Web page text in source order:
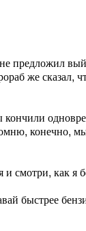
предложил
же сказал,
конечно,
и смотри, как я
быстрее